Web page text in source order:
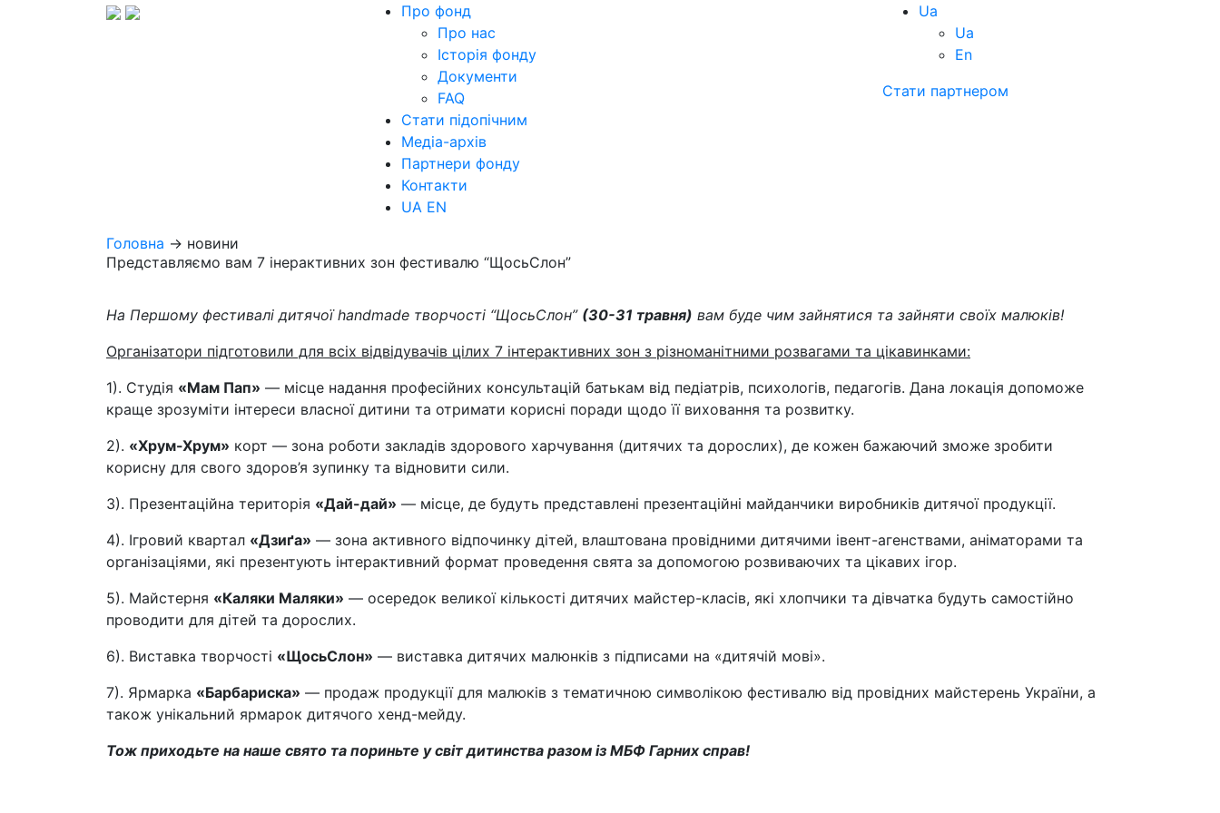
Про фонд
Про нас
Історія фонду
Документи
FAQ
Стати підопічним
Медіа-архів
Партнери фонду
Контакти
UA EN
Ua
Ua
En
Стати партнером
Головна → новини
Представляємо вам 7 інерактивних зон фестивалю “ЩосьСлон”
На Першому фестивалі дитячоїhandmade творчості “ЩосьСлон” (30-31 травня) вам буде чим зайнятися та зайняти своїх малюків!
Організатори підготовили для всіх відвідувачів цілих 7 інтерактивних зон з різноманітними розвагами та цікавинками:
1). Студія «Мам Пап» — місце надання професійних консультацій батькам від педіатрів, психологів, педагогів. Дана локація допоможе
краще зрозуміти інтереси власної дитини та отримати корисні поради щодо її виховання та розвитку.
2). «Хрум-Хрум» корт — зона роботи закладів здорового харчування (дитячих та дорослих), де кожен бажаючий зможе зробити
корисну для свого здоров’я зупинку та відновити сили.
3). Презентаційна територія «Дай-дай» — місце, де будуть представлені презентаційні майданчики виробників дитячої продукції.
4). Ігровий квартал «Дзиґа» — зона активного відпочинку дітей, влаштована провідними дитячими івент-агенствами, аніматорами та
організаціями, які презентують інтерактивний формат проведення свята за допомогою розвиваючих та цікавих ігор.
5). Майстерня «Каляки Маляки» — осередок великої кількості дитячих майстер-класів, які хлопчики та дівчатка будуть самостійно
проводити для дітей та дорослих.
6). Виставка творчості «ЩосьСлон» — виставка дитячих малюнків з підписами на «дитячій мові».
7). Ярмарка «Барбариска» — продаж продукції для малюків з тематичною символікою фестивалю від провідних майстерень України, а
також унікальний ярмарок дитячого хенд-мейду.
Тож приходьте на наше свято та пориньте у світ дитинства разом із МБФ Гарних справ!